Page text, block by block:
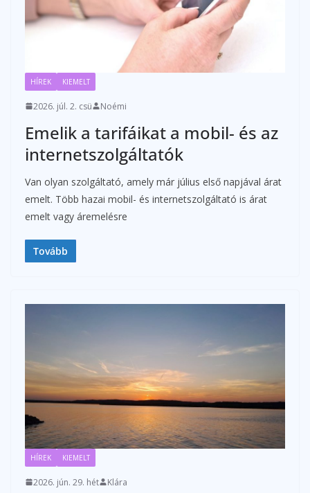
HÍREK KIEMELT
2026. júl. 2. csü Noémi
Emelik a tarifáikat a mobil- és az
internetszolgáltatók
Van olyan szolgáltató, amely már július első napjával árat
emelt. Több hazai mobil- és internetszolgáltató is árat
emelt vagy áremelésre
Tovább
HÍREK KIEMELT
2026. jún. 29. hét Klára